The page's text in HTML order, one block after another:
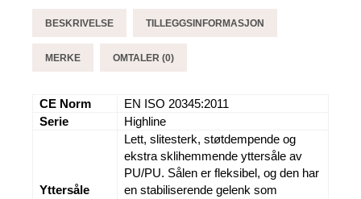
BESKRIVELSE TILLEGGSINFORMASJON
MERKE OMTALER (0)
CE Norm
EN ISO 20345:2011
Serie
Highline
Yttersåle
Lett, slitesterk, støtdempende og
ekstra sklihemmende yttersåle av
PU/PU. Sålen er fleksibel, og den har
en stabiliserende gelenk som